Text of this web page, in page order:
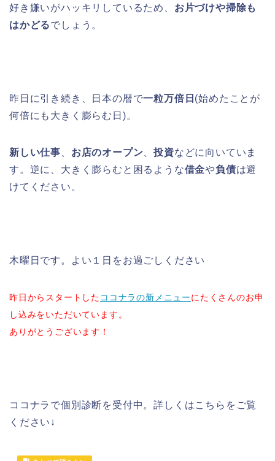
好き嫌いがハッキリしているため、 お片づけや掃除も
はかどるでしょう。
昨日に引き続き、日本の暦で一粒万倍日 (始めたことが
何倍にも大きく膨らむ日)。
新しい仕事 お店のオープン 、投資などに向いていま
す。逆に、大きく膨らむと困るような借金や負債は避
けてください。
木曜日です。よい１日をお過ごしください
昨日からスタートした ココナラの新メニューにたくさんのお申
し込みをいただいています。
ありがとうございます！
ココナラで個別診断を受付中。詳しくはこちらをご覧
ください↓